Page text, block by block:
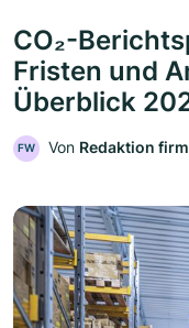
CO₂-
Fristen und
Überblick
FW Von Redaktion